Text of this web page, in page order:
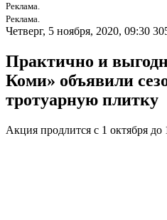
Реклама.
Реклама.
Четверг, 5 ноября, 2020, 09:30
Практично и
Коми» объявили
тротуарную плитку
Акция продлится с 1 октября до